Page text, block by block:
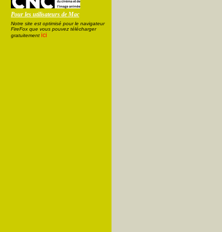
Pour les utilisateurs de Mac
Notre site est optimisé pour le navigateur
FireFox que vous pouvez télécharger
gratuitement ici